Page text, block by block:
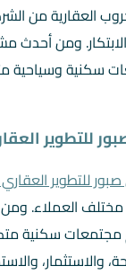
العقارية من
ومن
سكنية وسياحية
للتطوير
للتطوير
مختلف العملاء.
سكنية
والاستثمار،